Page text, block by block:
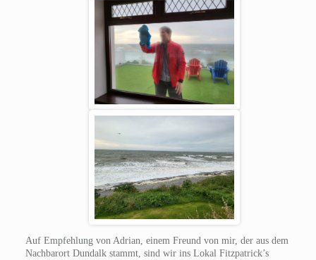
Auf Empfehlung von Adrian, einem Freund von mir, der aus dem
Nachbarort Dundalk stammt, sind wir ins Lokal Fitzpatrick’s